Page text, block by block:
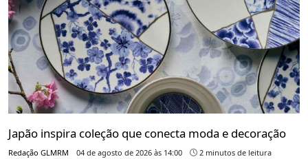
Japão inspira coleção que conecta moda e decoração
Redação GLMRM 04 de agosto de 2026 às 14:00 2 minutos de leitura